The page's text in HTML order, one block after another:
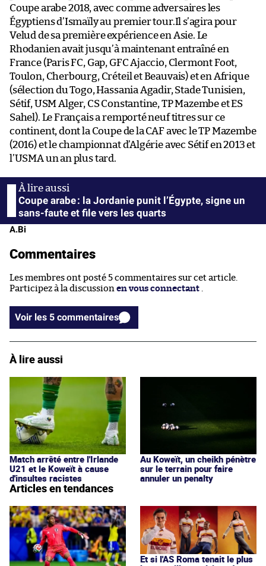
Coupe arabe 2018, avec comme adversaires les
Égyptiens d’Ismaïly au premier tour.Il s’agira pour
Velud de sa première expérience en Asie. Le
Rhodanien avait jusqu’à maintenant entraîné en
France (Paris FC, Gap, GFC Ajaccio, Clermont Foot,
Toulon, Cherbourg, Créteil et Beauvais) et en Afrique
(sélection du Togo, Hassania Agadir, Stade Tunisien,
Sétif, USM Alger, CS Constantine, TP Mazembe et ES
Sahel). Le Français a remporté neuf titres sur ce
continent, dont la Coupe de la CAF avec le TP Mazembe
(2016) et le championnat d’Algérie avec Sétif en 2013 et
l’USMA un an plus tard.
Coupe arabe : la Jordanie punit l’Égypte, signe un
sans-faute et file vers les quarts
A.Bi
Commentaires
Les membres ont posté 5 commentaires sur cet article.
Participez à la discussion en vous connectant
Voir les 5 commentaires
À lire aussi
Match arrêté entre l'Irlande
U21 et le Koweït à cause
d'insultes racistes
Au Koweït, un cheikh pénètre
sur le terrain pour faire
annuler un penalty
Articles en tendances
Et si l'AS Roma tenait le plus